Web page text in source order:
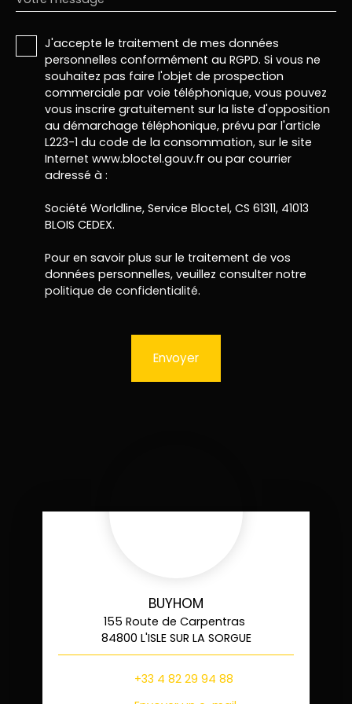
J'accepte le traitement de mes données
personnelles conformément au RGPD. Si vous ne
souhaitez pas faire l'objet de prospection
commerciale par voie téléphonique, vous pouvez
vous inscrire gratuitement sur la liste d'opposition
au démarchage téléphonique, prévu par l'article
L223-1 du code de la consommation, sur le site
Internet www.bloctel.gouv.fr ou par courrier
adressé à :
Société Worldline, Service Bloctel, CS 61311, 41013
BLOIS CEDEX.
Pour en savoir plus sur le traitement de vos
données personnelles, veuillez consulter notre
politique de confidentialité.
Envoyer
BUYHOM
155 Route de Carpentras
84800 L'ISLE SUR LA SORGUE
+33 4 82 29 94 88